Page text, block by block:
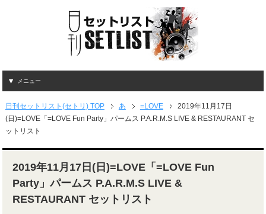
メニュー
日刊セットリスト(セトリ) TOP あ =LOVE
2019年11月17日
(日)=LOVE「=LOVE Fun Party」パームス P.A.R.M.S LIVE & RESTAURANT セ
ットリスト
2019年11月17日(日)=LOVE「=LOVE Fun
Party」パームス P.A.R.M.S LIVE &
RESTAURANT セットリスト